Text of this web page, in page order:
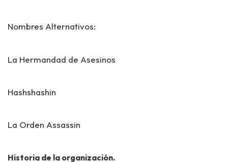
Nombres Alternativos:
La Hermandad de Asesinos
Hashshashin
La Orden Assassin
Historia de la organización.